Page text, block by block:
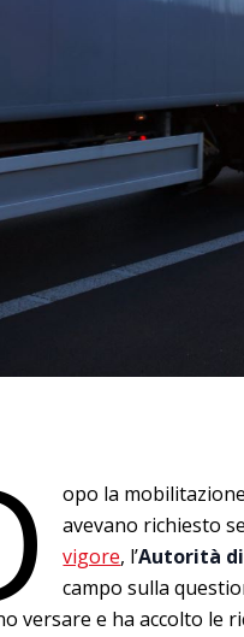
opo la
avevano richiesto
vigore, l’Autorità
campo sulla
versare e ha accolto le